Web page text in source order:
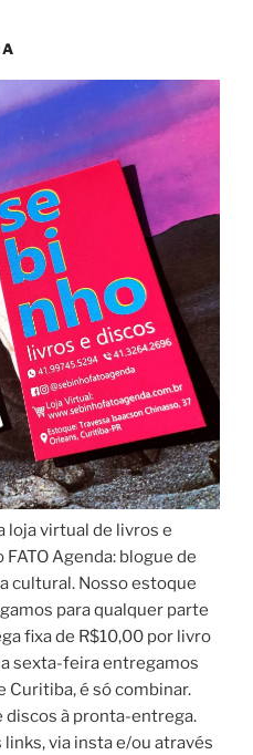
loja virtual de livros e
Agenda: blogue de
cultural. Nosso estoque
para qualquer parte
fixa de R$10,00 por livro
sexta-feira entregamos
é só combinar.
discos à pronta-entrega.
via insta e/ou através